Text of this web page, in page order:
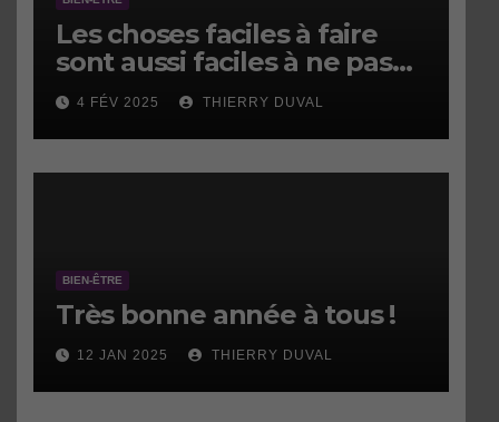
Les choses faciles à faire
sont aussi faciles à ne pas
faire.
4 FÉV 2025 THIERRY DUVAL
BIEN-ÊTRE
Très bonne année à tous !
12 JAN 2025 THIERRY DUVAL